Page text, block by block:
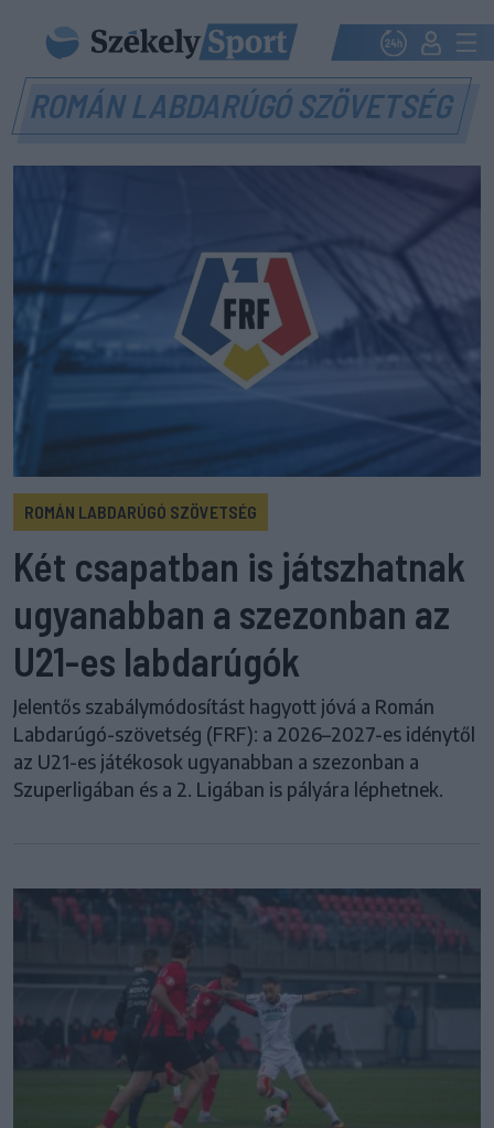
ROMÁN LABDARÚGÓ SZÖVETSÉG
ROMÁN LABDARÚGÓ SZÖVETSÉG
Két csapatban is játszhatnak
ugyanabban a szezonban az
U21-es labdarúgók
Jelentős szabálymódosítást hagyott jóvá a Román
Labdarúgó-szövetség (FRF): a 2026–2027-es idénytől
az U21-es játékosok ugyanabban a szezonban a
Szuperligában és a 2. Ligában is pályára léphetnek.